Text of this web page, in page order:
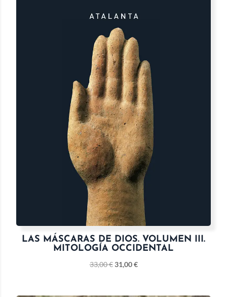
LAS MÁSCARAS DE DIOS. VOLUMEN III.
MITOLOGÍA OCCIDENTAL
33,00€ 31,00€